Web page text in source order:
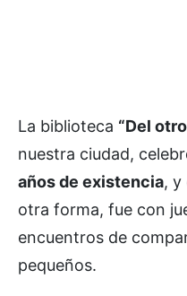
La biblioteca “Del
nuestra ciudad,
años de existencia, y
otra forma, fue con
encuentros de
pequeños.